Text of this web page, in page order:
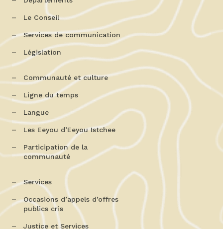
Le Conseil
Services de communication
Législation
Communauté et culture
Ligne du temps
Langue
Les Eeyou d’Eeyou Istchee
Participation de la
communauté
Services
Occasions d’appels d’offres
publics cris
Justice et Services